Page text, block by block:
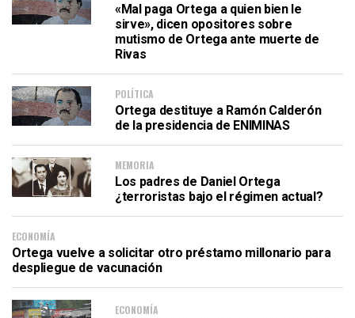
«Mal paga Ortega a quien bien le
sirve», dicen opositores sobre
mutismo de Ortega ante muerte de
Rivas
POLÍTICA
Ortega destituye a Ramón Calderón
de la presidencia de ENIMINAS
MEMORIA
Los padres de Daniel Ortega
¿terroristas bajo el régimen actual?
ECONOMÍA
Ortega vuelve a solicitar otro préstamo millonario para
despliegue de vacunación
ECONOMÍA